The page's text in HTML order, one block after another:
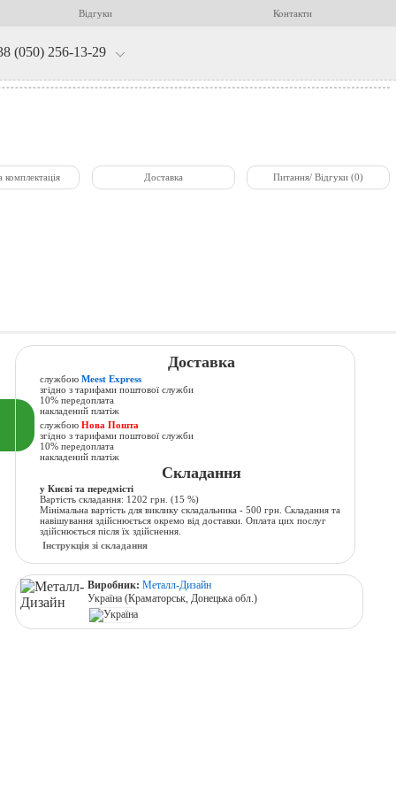
Відгуки Контакти
(050) 256-13-29
комплектація Доставка Питання/ Відгуки (0)
Доставка
службою Meest Express
згідно з тарифами поштової служби
10% передоплата
накладений платіж
службою Нова Пошта
згідно з тарифами поштової служби
10% передоплата
накладений платіж
Складання
у Києві та передмісті
Вартість складання: 1202 грн. (15 %)
Мінімальна вартість для виклику складальника - 500 грн. Складання та
навішування здійснюється окремо від доставки. Оплата цих послуг
здійснюється після їх здійснення.
Інструкція зі складання
Виробник: Металл-Дизайн
Україна (Краматорськ, Донецька обл.)